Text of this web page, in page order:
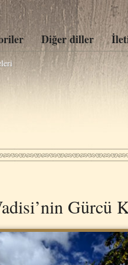
Diğer diller
Gürcü